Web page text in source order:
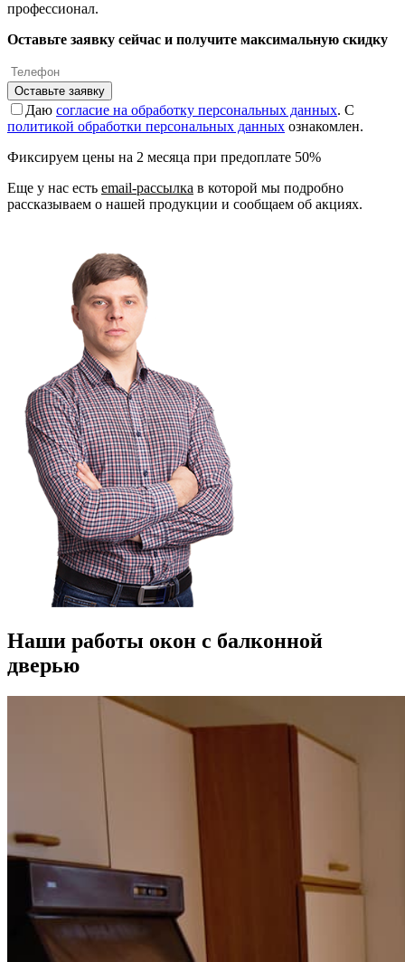
профессионал.
Оставьте заявку сейчас и получите максимальную скидку
Оставьте заявку
Даю согласие на обработку персональных данных. С
политикой обработки персональных данных ознакомлен.
Фиксируем цены на 2 месяца при предоплате 50%
Еще у нас есть email-рассылка в которой мы подробно
рассказываем о нашей продукции и сообщаем об акциях.
Наши работы окон с балконной
дверью